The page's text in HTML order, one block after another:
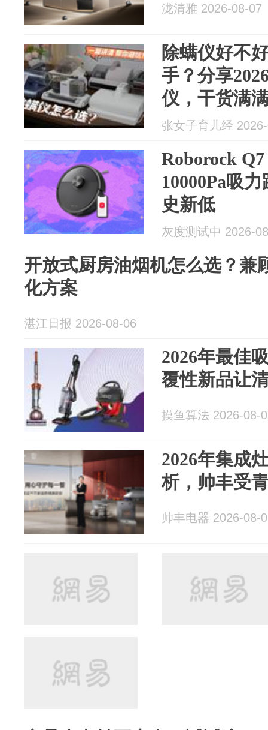
泷清雅 2026-08-07
除螨仪好不
手？分享
仪，干货满
张女子育儿经
Roborock
10000Pa吸
史新低
灰度测试中 2026-
开放式厨房油烟机怎么选？兼
化方案
湛江日报 2026-08-06
2026年最佳
覆性新品让
摸鱼算法 2026-08-
2026年集成
析，帅丰受
帅丰电器 2026-08-